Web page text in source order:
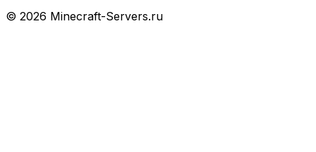
© 2026 Minecraft-Servers.ru